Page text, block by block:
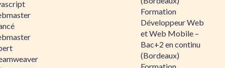
Formation
Développeur Web
et Web Mobile –
Bac+2 en continu
(Bordeaux)